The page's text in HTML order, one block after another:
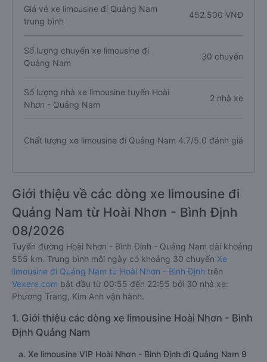
Giá vé xe limousine đi Quảng Nam
trung bình
452.500 VNĐ
Số lượng chuyến xe limousine đi
Quảng Nam
30 chuyến
Số lượng nhà xe limousine tuyến Hoài
Nhơn - Quảng Nam
2 nhà xe
Chất lượng xe limousine đi Quảng Nam 4.7/5.0 đánh giá
Giới thiệu về các dòng xe limousine đi
Quảng Nam từ Hoài Nhơn - Bình Định
08/2026
Tuyến đường Hoài Nhơn - Bình Định - Quảng Nam dài khoảng
555 km. Trung bình mỗi ngày có khoảng 30 chuyến Xe
limousine đi Quảng Nam từ Hoài Nhơn - Bình Định trên
Vexere.com bắt đầu từ 00:55 đến 22:55 bởi 30 nhà xe:
Phương Trang, Kim Anh vận hành.
1. Giới thiệu các dòng xe limousine Hoài Nhơn - Bình
Định Quảng Nam
a. Xe limousine VIP Hoài Nhơn - Bình Định đi Quảng Nam 9